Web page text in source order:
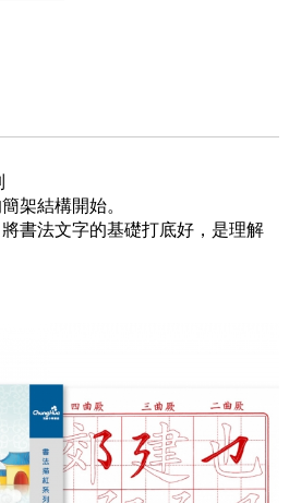
架結構開始。
書法文字的基礎打底好，是理解